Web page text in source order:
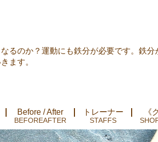
るのか？運動にも鉄分が必要です。鉄分
ます。
Before / After トレーナー 《